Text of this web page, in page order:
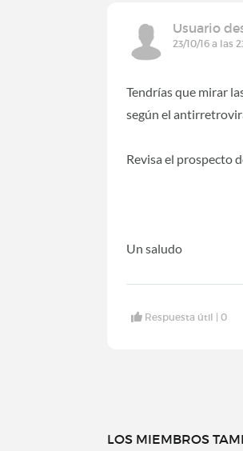
Usuario
23/10/16 a las
Tendrías que mirar
según el
Revisa el prospecto
Un saludo
Respuesta útil |0
LOS MIEMBROS